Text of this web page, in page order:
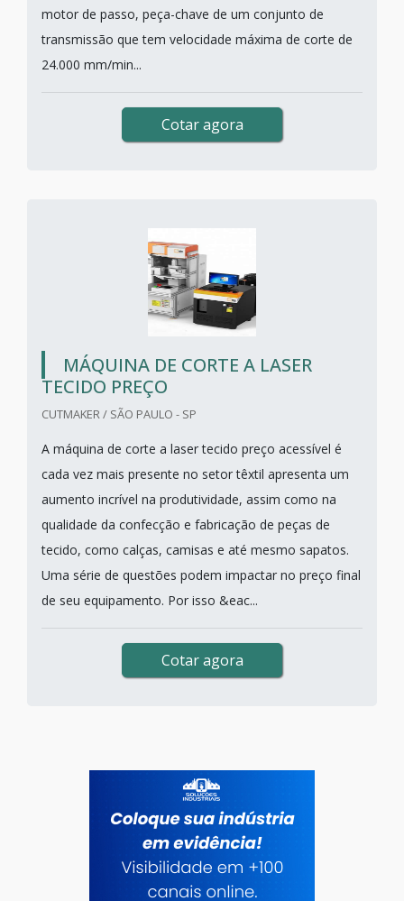
motor de passo, peça-chave de um conjunto de
transmissão que tem velocidade máxima de corte de
24.000 mm/min...
Cotar agora
MÁQUINA DE CORTE A LASER
TECIDO PREÇO
CUTMAKER / SÃO PAULO - SP
A máquina de corte a laser tecido preço acessível é
cada vez mais presente no setor têxtil apresenta um
aumento incrível na produtividade, assim como na
qualidade da confecção e fabricação de peças de
tecido, como calças, camisas e até mesmo sapatos.
Uma série de questões podem impactar no preço final
de seu equipamento. Por isso &eac...
Cotar agora